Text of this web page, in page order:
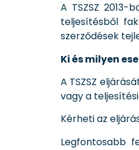
A TSZSZ
teljesítésből
szerződések
Ki és milyen
A TSZSZ
vagy a
Kérheti az
Legfontosabb